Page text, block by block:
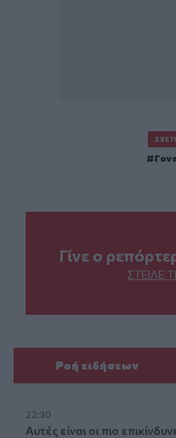
Γίνε ο
ΣΤΕΊΛΕ
Ροή ειδήσεων
22:30
Αυτές είναι οι πιο